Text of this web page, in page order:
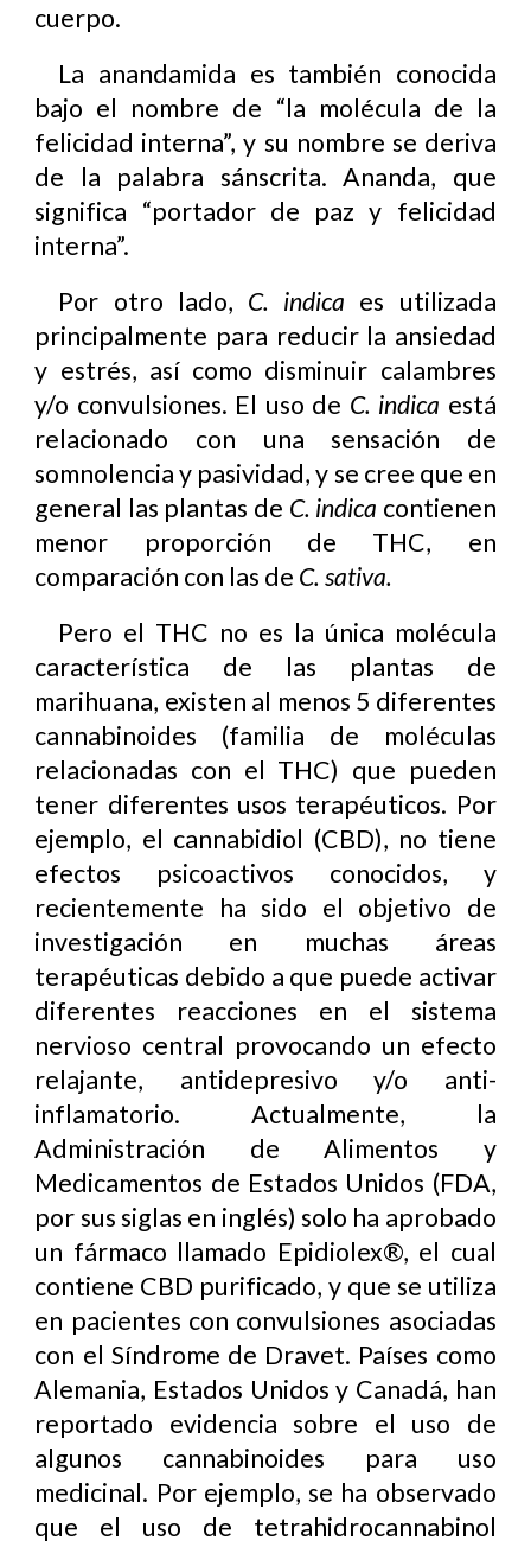
cuerpo.
La anandamida es también conocida
bajo el nombre de “la molécula de la
felicidad interna”, y su nombre se deriva
de la palabra sánscrita. Ananda, que
significa “portador de paz y felicidad
interna”.
Por otro lado, C. indica es utilizada
principalmente para reducir la ansiedad
y estrés, así como disminuir calambres
y/o convulsiones. El uso de C. indica está
relacionado con una sensación de
somnolencia y pasividad, y se cree que en
general las plantas de C. indica contienen
menor proporción de THC, en
comparación con las de C. sativa.
Pero el THC no es la única molécula
característica de las plantas de
marihuana, existen al menos 5 diferentes
cannabinoides (familia de moléculas
relacionadas con el THC) que pueden
tener diferentes usos terapéuticos. Por
ejemplo, el cannabidiol (CBD), no tiene
efectos psicoactivos conocidos, y
recientemente ha sido el objetivo de
investigación en muchas áreas
terapéuticas debido a que puede activar
diferentes reacciones en el sistema
nervioso central provocando un efecto
relajante, antidepresivo y/o anti-
inflamatorio. Actualmente, la
Administración de Alimentos y
Medicamentos de Estados Unidos (FDA,
por sus siglas en inglés) solo ha aprobado
un fármaco llamado Epidiolex®, el cual
contiene CBD purificado, y que se utiliza
en pacientes con convulsiones asociadas
con el Síndrome de Dravet. Países como
Alemania, Estados Unidos y Canadá, han
reportado evidencia sobre el uso de
algunos cannabinoides para uso
medicinal. Por ejemplo, se ha observado
que el uso de tetrahidrocannabinol